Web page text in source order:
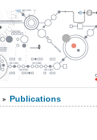
> Publications